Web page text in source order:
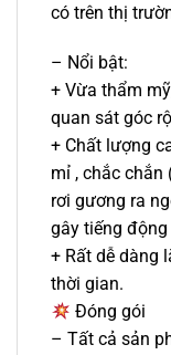
có trên thị
– Nổi bật:
+ Vừa thẩm
quan sát góc
+ Chất lượng
mỉ , chắc chắn
rơi gương ra
gây tiếng
+ Rất dễ dàng
thời gian.
Đóng gói
– Tất cả sản